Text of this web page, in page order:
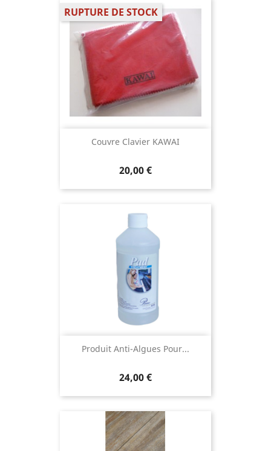
Couvre Clavier KAWAI
20,00 €
RUPTURE DE STOCK
Produit Anti-Algues Pour...
24,00 €